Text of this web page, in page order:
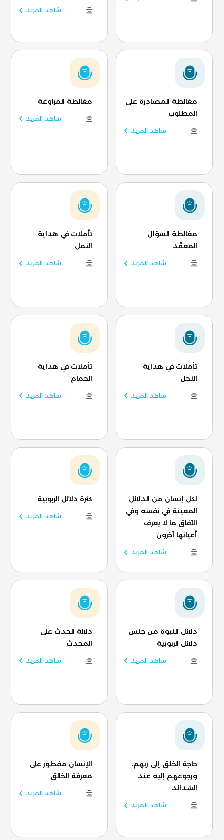
شاهد المزيد
مغالطة المصادرة على
المطلوب
شاهد المزيد
مغالطة المراوغة
شاهد المزيد
مغالطة السؤال
المعقّد
شاهد المزيد
تأملات في هداية
النمل
شاهد المزيد
تأملات في هداية
النحل
شاهد المزيد
تأملات في هداية
الحمام
شاهد المزيد
لكل إنسان من الدلائل
المعينة في نفسه وفي
الآفاق ما لا يعرف
أعيانها آخرون
شاهد المزيد
كثرة دلائل الربوبية
شاهد المزيد
دلائل النبوة من جنس
دلائل الربوبية
شاهد المزيد
دلالة الحدث على
المحدث
شاهد المزيد
حاجة الخلق إلى ربهم،
ورجوعهم إليه عند
الشدائد
شاهد المزيد
الإنسان مفطور على
معرفة الخالق
شاهد المزيد